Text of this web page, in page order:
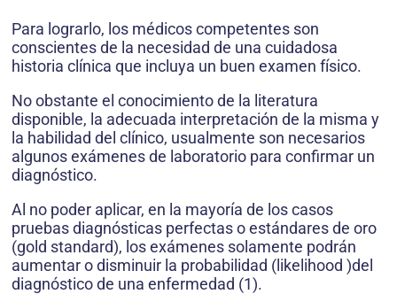
Para lograrlo, los médicos competentes son
conscientes de la necesidad de una cuidadosa
historia clínica que incluya un buen examen físico.
No obstante el conocimiento de la literatura
disponible, la adecuada interpretación de la misma y
la habilidad del clínico, usualmente son necesarios
algunos exámenes de laboratorio para confirmar un
diagnóstico.
Al no poder aplicar, en la mayoría de los casos
pruebas diagnósticas perfectas o estándares de oro
(gold standard), los exámenes solamente podrán
aumentar o disminuir la probabilidad (likelihood )del
diagnóstico de una enfermedad (1).